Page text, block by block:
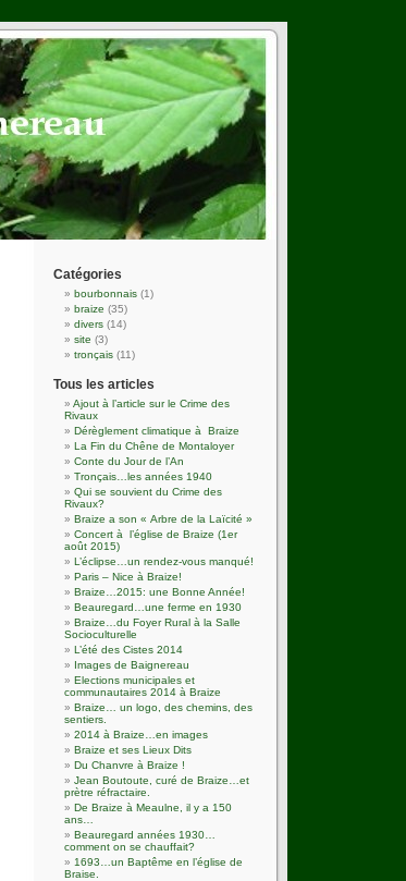
Catégories
bourbonnais (1)
braize (35)
divers (14)
site (3)
tronçais (11)
Tous les articles
Ajout à l’article sur le Crime des
Rivaux
Dérèglement climatique à Braize
La Fin du Chêne de Montaloyer
Conte du Jour de l’An
Tronçais…les années 1940
Qui se souvient du Crime des
Rivaux?
Braize a son « Arbre de la Laïcité »
Concert à l’église de Braize (1er
août 2015)
L’éclipse…un rendez-vous manqué!
Paris – Nice à Braize!
Braize…2015: une Bonne Année!
Beauregard…une ferme en 1930
Braize…du Foyer Rural à la Salle
Socioculturelle
L’été des Cistes 2014
Images de Baignereau
Elections municipales et
communautaires 2014 à Braize
Braize… un logo, des chemins, des
sentiers.
2014 à Braize…en images
Braize et ses Lieux Dits
Du Chanvre à Braize !
Jean Boutoute, curé de Braize…et
prètre réfractaire.
De Braize à Meaulne, il y a 150
ans…
Beauregard années 1930…
comment on se chauffait?
1693…un Baptême en l’église de
Braise.